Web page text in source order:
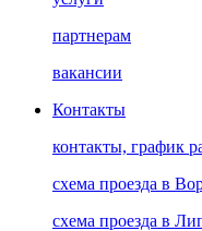
партнерам
вакансии
Контакты
контакты, график
схема проезда в
схема проезда в